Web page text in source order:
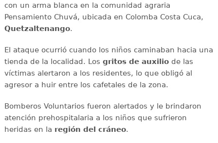
con un arma blanca en la comunidad agraria
Pensamiento Chuvá, ubicada en Colomba Costa Cuca,
Quetzaltenango.
El ataque ocurrió cuando los niños caminaban hacia una
tienda de la localidad. Los gritos de auxiliode las
víctimas alertaron a los residentes, lo que obligó al
agresor a huir entre los cafetales de la zona.
Bomberos Voluntarios fueron alertados y le brindaron
atención prehospitalaria a los niños que sufrieron
heridas en la región del cráneo.